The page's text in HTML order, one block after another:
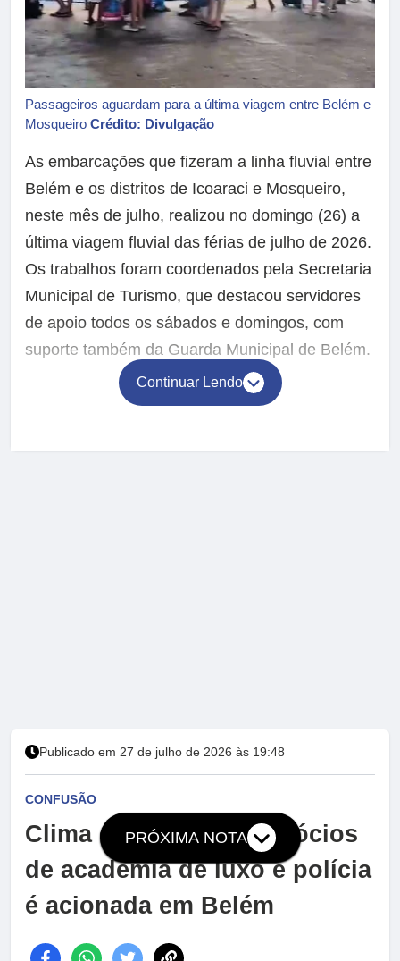
Passageiros aguardam para a última viagem entre Belém e
Mosqueiro Crédito: Divulgação
As embarcações que fizeram a linha fluvial entre
Belém e os distritos de Icoaraci e Mosqueiro,
neste mês de julho, realizou no domingo (26) a
última viagem fluvial das férias de julho de 2026.
Os trabalhos foram coordenados pela Secretaria
Municipal de Turismo, que destacou servidores
de apoio todos os sábados e domingos, com
suporte também da Guarda Municipal de Belém.
Continuar Lendo
Publicado em 27 de julho de 2026 às 19:48
CONFUSÃO
Clima esquenta entre sócios
de academia de luxo e polícia
é acionada em Belém
PRÓXIMA NOTA